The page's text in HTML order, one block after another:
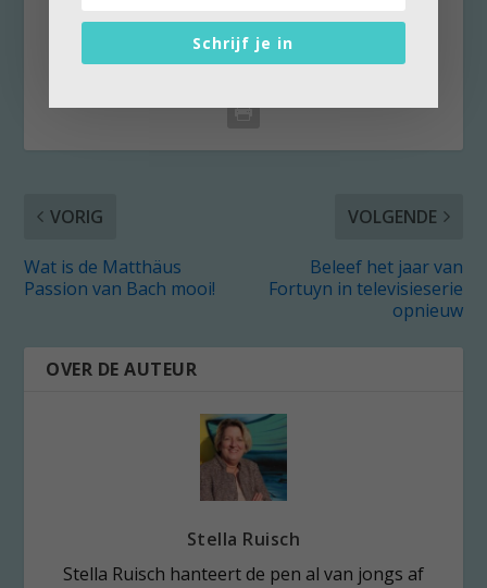
VORIG
Wat is de Matthäus
Passion van Bach mooi!
VOLGENDE
Beleef het jaar van
Fortuyn in televisieserie
opnieuw
OVER DE AUTEUR
Stella Ruisch
Stella Ruisch hanteert de pen al van jongs af
Schrijf je in